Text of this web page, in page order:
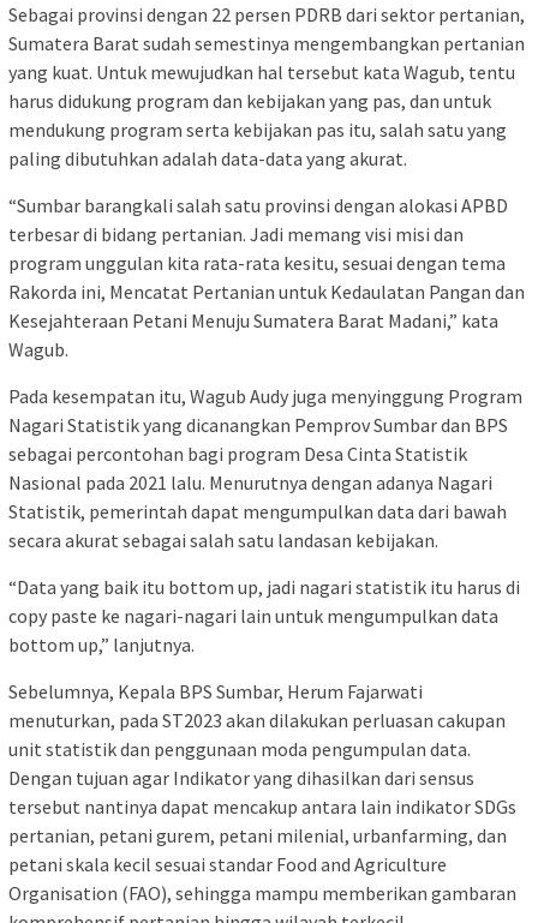
Sebagai provinsi dengan 22 persen PDRB dari sektor pertanian,
Sumatera Barat sudah semestinya mengembangkan pertanian
yang kuat. Untuk mewujudkan hal tersebut kata Wagub, tentu
harus didukung program dan kebijakan yang pas, dan untuk
mendukung program serta kebijakan pas itu, salah satu yang
paling dibutuhkan adalah data-data yang akurat.
“Sumbar barangkali salah satu provinsi dengan alokasi APBD
terbesar di bidang pertanian. Jadi memang visi misi dan
program unggulan kita rata-rata kesitu, sesuai dengan tema
Rakorda ini, Mencatat Pertanian untuk Kedaulatan Pangan dan
Kesejahteraan Petani Menuju Sumatera Barat Madani,” kata
Wagub.
Pada kesempatan itu, Wagub Audy juga menyinggung Program
Nagari Statistik yang dicanangkan Pemprov Sumbar dan BPS
sebagai percontohan bagi program Desa Cinta Statistik
Nasional pada 2021 lalu. Menurutnya dengan adanya Nagari
Statistik, pemerintah dapat mengumpulkan data dari bawah
secara akurat sebagai salah satu landasan kebijakan.
“Data yang baik itu bottom up, jadi nagari statistik itu harus di
copy paste ke nagari-nagari lain untuk mengumpulkan data
bottom up,” lanjutnya.
Sebelumnya, Kepala BPS Sumbar, Herum Fajarwati
menuturkan, pada ST2023 akan dilakukan perluasan cakupan
unit statistik dan penggunaan moda pengumpulan data.
Dengan tujuan agar Indikator yang dihasilkan dari sensus
tersebut nantinya dapat mencakup antara lain indikator SDGs
pertanian, petani gurem, petani milenial, urbanfarming, dan
petani skala kecil sesuai standar Food and Agriculture
Organisation (FAO), sehingga mampu memberikan gambaran